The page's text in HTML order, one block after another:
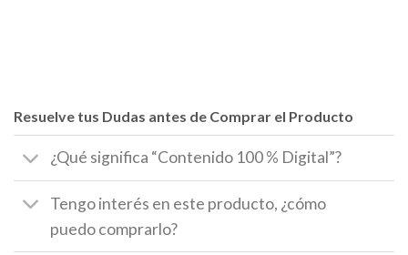
Resuelve tus Dudas antes de Comprar el Producto
¿Qué significa “Contenido 100 % Digital”?
Tengo interés en este producto, ¿cómo
puedo comprarlo?